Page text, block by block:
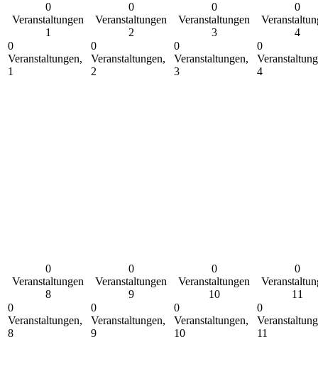
0
Veranstaltungen
1
0
Veranstaltungen,
1
0
Veranstaltungen
2
0
Veranstaltungen,
2
0
Veranstaltungen
3
0
Veranstaltungen,
3
0
4
0
4
0
Veranstaltungen
8
0
Veranstaltungen,
8
0
Veranstaltungen
9
0
Veranstaltungen,
9
0
Veranstaltungen
10
0
Veranstaltungen,
10
0
11
0
11